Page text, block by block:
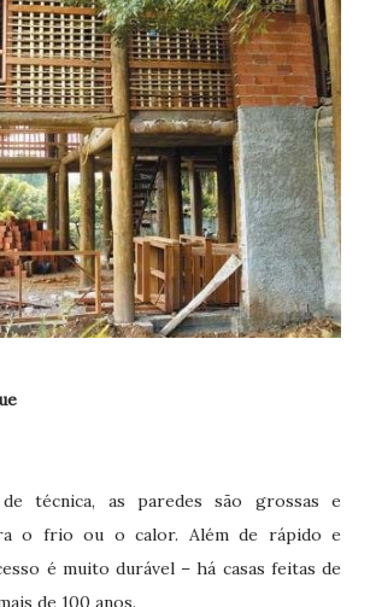
técnica, as paredes são grossas e
o frio ou o calor. Além de rápido e
é muito durável – há casas feitas de
de 100 anos.